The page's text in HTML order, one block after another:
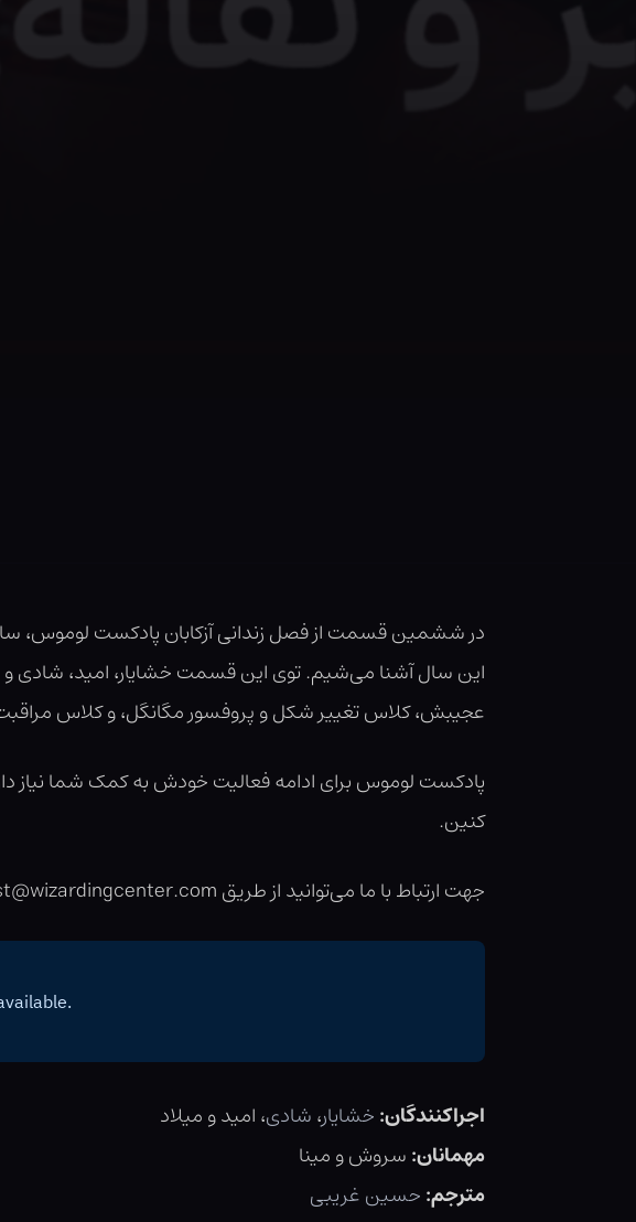
در ششمین قسمت از فصل زندانی آزکابان پادکست لوموس،
این سال آشنا می‌شیم. توی این قسمت خشایار، امید، شادی
عجیبش، کلاس تغییر شکل و پروفسور مگانگل، و کلاس
پادکست لوموس برای ادامه فعالیت خودش به کمک شما نیاز
کنین.
جهت ارتباط با ما می‌توانید از طریق podcast@wizardingcenter.com یا
اجراکنندگان:خشایار،شادی، امید و میلاد
مهمانان:سروش و مینا
مترجم:حسین غریبی